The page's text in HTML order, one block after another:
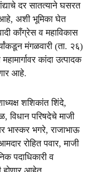
दर सातत्याने घसरत
अशी भूमिका घेत
काँग्रेस व महाविकास
मंगळवारी (ता. २६)
कांदा उत्पादक
आहे.
शशिकांत शिंदे,
विधान परिषदेचे माजी
भास्कर भगरे, राजाभाऊ
रोहित पवार, माजी
पदाधिकारी व